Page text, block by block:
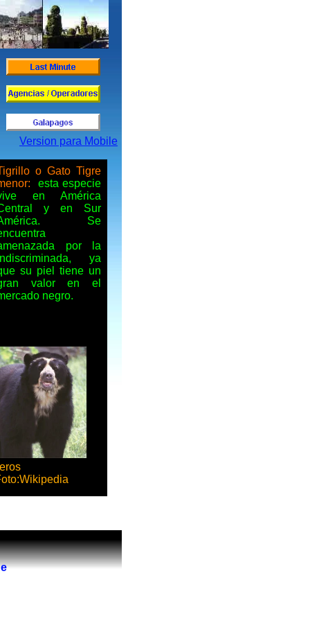
o Gato Tigre
esta especie
en América
y en Sur
Se
por la
ya
su piel tiene un
valor en el
negro.
Version para Mobile